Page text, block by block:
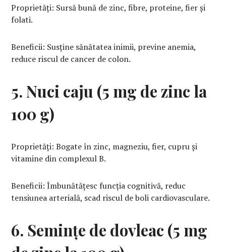
Proprietăți: Sursă bună de zinc, fibre, proteine, fier și
folati.
Beneficii: Susține sănătatea inimii, previne anemia,
reduce riscul de cancer de colon.
5. Nuci caju (5 mg de zinc la
100 g)
Proprietăți: Bogate în zinc, magneziu, fier, cupru și
vitamine din complexul B.
Beneficii: Îmbunătățesc funcția cognitivă, reduc
tensiunea arterială, scad riscul de boli cardiovasculare.
6. Semințe de dovleac (5 mg